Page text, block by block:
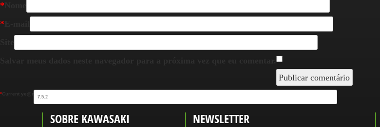
*
*
Current ye@r
*
SOBRE KAWASAKI NEWSLETTER